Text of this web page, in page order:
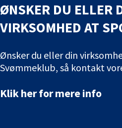
ØNSKER DU ELLER
VIRKSOMHED AT
Ønsker du eller din
Svømmeklub, så kontakt
Klik her for mere info